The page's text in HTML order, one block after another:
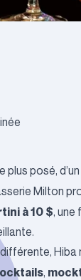
plus posé,
Milton
à 10 $, une
Hiba
,